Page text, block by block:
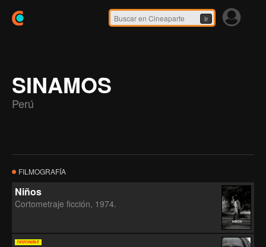
Ir
SINAMOS
Perú
FILMOGRAFÍA
Niños
Cortometraje ficción, 1974.
NIÑOS